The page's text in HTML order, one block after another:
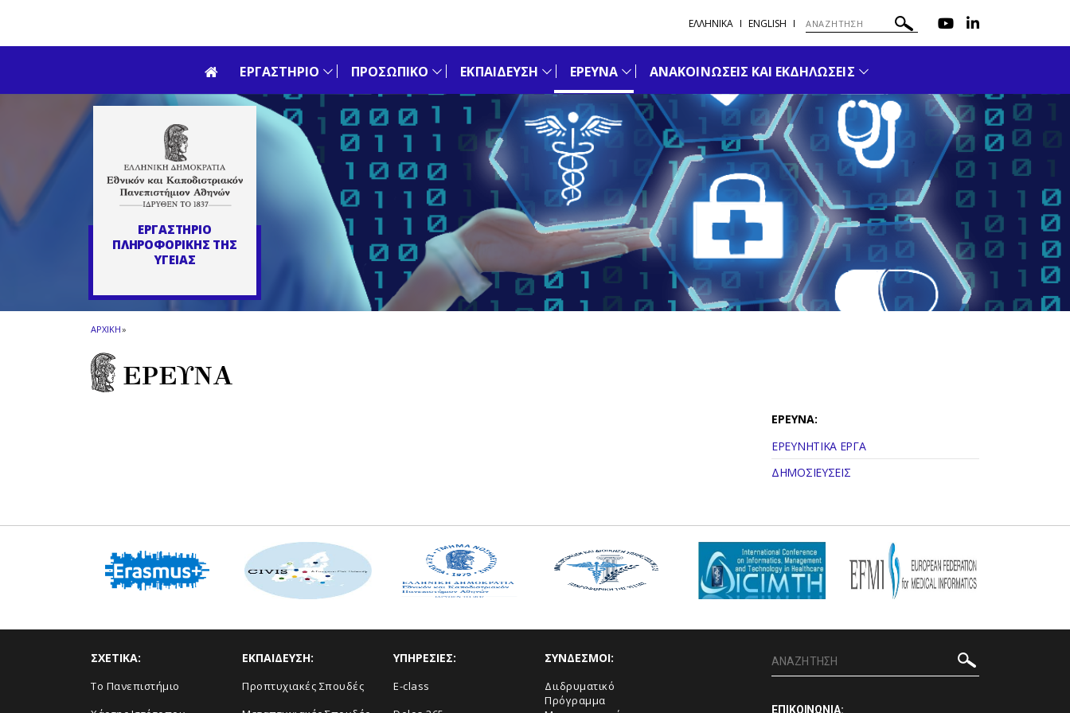
ΕΛΛΗΝΙΚΑ ENGLISH
ΕΡΓΑΣΤΗΡΙΟ ΠΡΟΣΩΠΙΚΟ ΕΚΠΑΙΔΕΥΣΗ ΕΡΕΥΝΑ ΑΝΑΚΟΙΝΩΣΕΙΣ ΚΑΙ ΕΚΔΗΛΩΣΕΙΣ
ΕΡΓΑΣΤΗΡΙΟ
ΠΛΗΡΟΦΟΡΙΚΗΣ ΤΗΣ
ΥΓΕΙΑΣ
ΑΡΧΙΚΗ»
ΕΡΕΥΝΑ
ΕΡΕΥΝΑ:
ΕΡΕΥΝΗΤΙΚΑ ΕΡΓΑ
ΔΗΜΟΣΙΕΥΣΕΙΣ
ΣΧΕΤΙΚΑ:
Το Πανεπιστήμιο
ΕΚΠΑΙΔΕΥΣΗ:
Προπτυχιακές Σπουδές
ΥΠΗΡΕΣΙΕΣ:
E-class
ΣΥΝΔΕΣΜΟΙ:
Διιδρυματικό
Πρόγραμμα
ΕΠΙΚΟΙΝΩΝΙΑ: